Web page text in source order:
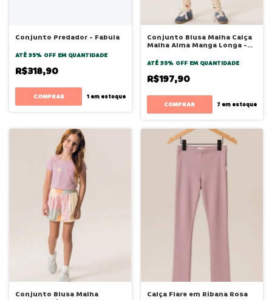
Conjunto Predador - Fabula
ATÉ 35% OFF EM QUANTIDADE
R$318,90
COMPRAR 1em estoque
Conjunto Blusa Malha Calça
Malha Alma Manga Longa -
ATÉ 35% OFF EM QUANTIDADE
R$197,90
COMPRAR 7 em estoque
Conjunto Blusa Malha Calça Flare em Ribana Rosa